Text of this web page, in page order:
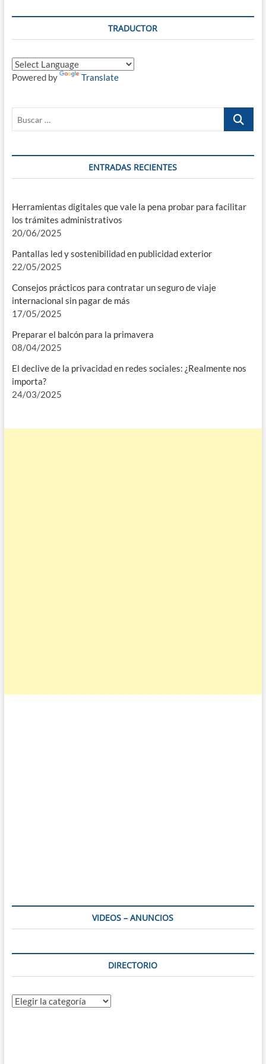
TRADUCTOR
Powered by Translate
Buscar
ENTRADAS RECIENTES
Herramientas digitales que vale la pena probar para facilitar
los trámites administrativos
20/06/2025
Pantallas led y sostenibilidad en publicidad exterior
22/05/2025
Consejos prácticos para contratar un seguro de viaje
internacional sin pagar de más
17/05/2025
Preparar el balcón para la primavera
08/04/2025
El declive de la privacidad en redes sociales: ¿Realmente nos
importa?
24/03/2025
VIDEOS – ANUNCIOS
DIRECTORIO
Directorio